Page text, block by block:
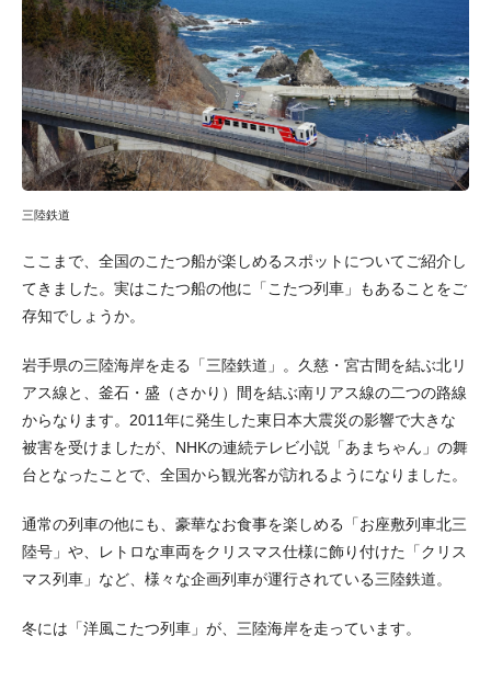
三陸鉄道
ここまで、全国のこたつ船が楽しめるスポットについてご紹介し
てきました。実はこたつ船の他に「こたつ列車」もあることをご
存知でしょうか。
岩手県の三陸海岸を走る「三陸鉄道」。久慈・宮古間を結ぶ北リ
アス線と、釜石・盛（さかり）間を結ぶ南リアス線の二つの路線
からなります。2011年に発生した東日本大震災の影響で大きな
被害を受けましたが、NHKの連続テレビ小説「あまちゃん」の舞
台となったことで、全国から観光客が訪れるようになりました。
通常の列車の他にも、豪華なお食事を楽しめる「お座敷列車北三
陸号」や、レトロな車両をクリスマス仕様に飾り付けた「クリス
マス列車」など、様々な企画列車が運行されている三陸鉄道。
冬には「洋風こたつ列車」が、三陸海岸を走っています。